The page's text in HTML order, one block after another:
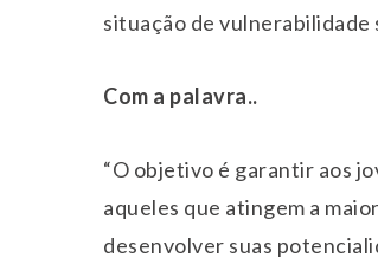
situação de vulnerabilidade
Com a palavra..
“O objetivo é garantir aos
aqueles que atingem a
desenvolver suas